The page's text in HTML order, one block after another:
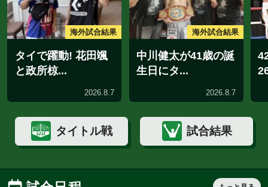
岩田 翔吉
帝拳ジム
スーパーバンタム級
RE:BOOT BOX...
フライ級